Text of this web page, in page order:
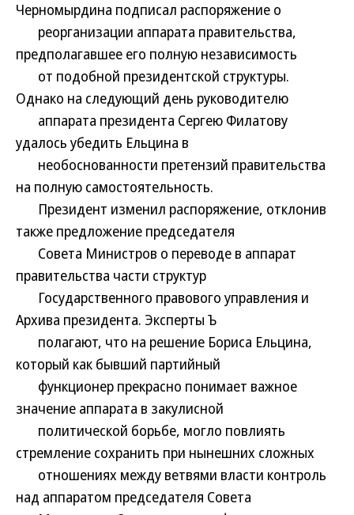
Черномырдина подписал распоряжение о
реорганизации аппарата правительства,
предполагавшее его полную независимость
от подобной президентской структуры.
Однако на следующий день руководителю
аппарата президента Сергею Филатову
удалось убедить Ельцина в
необоснованности претензий правительства
на полную самостоятельность.
Президент изменил распоряжение, отклонив
также предложение председателя
Совета Министров о переводе в аппарат
правительства части структур
Государственного правового управления и
Архива президента. Эксперты Ъ
полагают, что на решение Бориса Ельцина,
который как бывший партийный
функционер прекрасно понимает важное
значение аппарата в закулисной
политической борьбе, могло повлиять
стремление сохранить при нынешних сложных
отношениях между ветвями власти контроль
над аппаратом председателя Совета